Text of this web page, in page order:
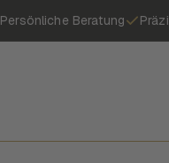
Persönliche Beratung